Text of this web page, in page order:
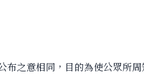
之意相同，目的為使公眾所周